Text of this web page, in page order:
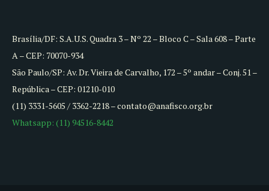
Brasília/DF: S.A.U.S. Quadra 3 – Nº 22 – Bloco C – Sala 608 – Parte
A – CEP: 70070-934
São Paulo/SP: Av. Dr. Vieira de Carvalho, 172 – 5º andar – Conj. 51 –
República – CEP: 01210-010
(11) 3331-5605 / 3362-2218 – contato@anafisco.org.br
Whatsapp: (11) 94516-8442